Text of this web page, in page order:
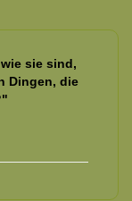
sie sind,
Dingen, die